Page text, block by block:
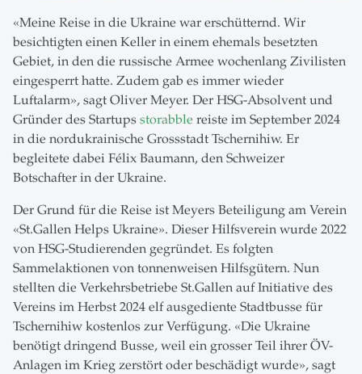
«Meine Reise in die Ukraine war erschütternd. Wir
besichtigten einen Keller in einem ehemals besetzten
Gebiet, in den die russische Armee wochenlang Zivilisten
eingesperrt hatte. Zudem gab es immer wieder
Luftalarm», sagt Oliver Meyer. Der HSG-Absolvent und
Gründer des Startups storabble reiste im September 2024
in die nordukrainische Grossstadt Tschernihiw. Er
begleitete dabei Félix Baumann, den Schweizer
Botschafter in der Ukraine.
Der Grund für die Reise ist Meyers Beteiligung am Verein
«St.Gallen Helps Ukraine». Dieser Hilfsverein wurde 2022
von HSG-Studierenden gegründet. Es folgten
Sammelaktionen von tonnenweisen Hilfsgütern. Nun
stellten die Verkehrsbetriebe St.Gallen auf Initiative des
Vereins im Herbst 2024 elf ausgediente Stadtbusse für
Tschernihiw kostenlos zur Verfügung. «Die Ukraine
benötigt dringend Busse, weil ein grosser Teil ihrer ÖV-
Anlagen im Krieg zerstört oder beschädigt wurde», sagt